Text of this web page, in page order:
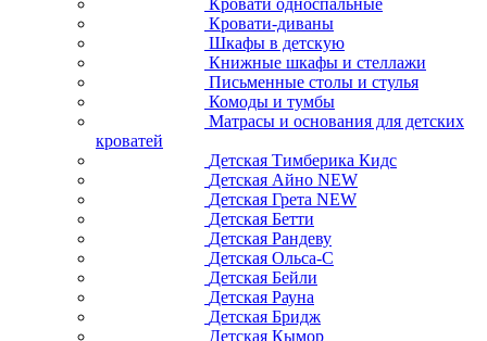
Кровати-диваны
Шкафы в детскую
Книжные шкафы и стеллажи
Письменные столы и стулья
Комоды и тумбы
Матрасы и основания для детских
кроватей
Детская Тимберика Кидс
Детская Айно NEW
Детская Грета NEW
Детская Бетти
Детская Рандеву
Детская Ольса-С
Детская Бейли
Детская Рауна
Детская Бридж
Детская Кымор